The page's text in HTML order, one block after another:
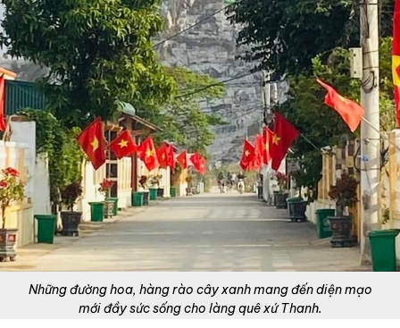
Những đường hoa, hàng rào cây xanh mang đến diện mạo
mới đầy sức sống cho làng quê xứ Thanh.